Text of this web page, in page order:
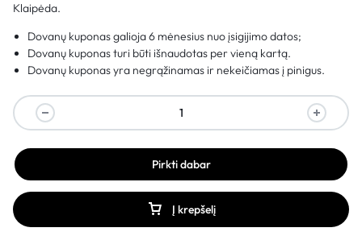
Klaipėda.
Dovanų kuponas galioja 6 mėnesius nuo įsigijimo datos;
Dovanų kuponas turi būti išnaudotas per vieną kartą.
Dovanų kuponas yra negrąžinamas ir nekeičiamas į pinigus.
Į krepšelį
Pirkti dabar